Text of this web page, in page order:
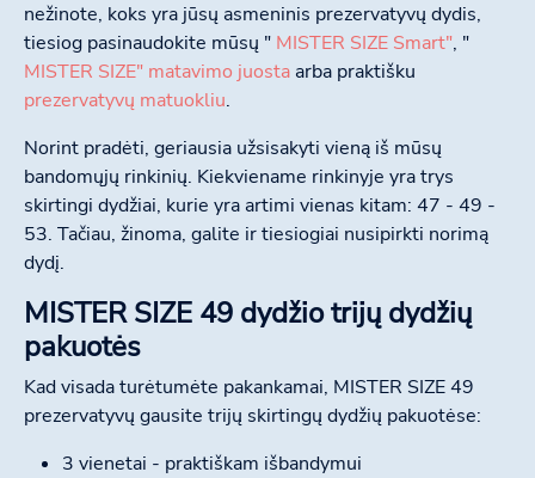
nežinote, koks yra jūsų asmeninis prezervatyvų dydis,
tiesiog pasinaudokite mūsų " MISTER SIZE Smart", "
MISTER SIZE" matavimo juostaarba praktišku
prezervatyvų matuokliu.
Norint pradėti, geriausia užsisakyti vieną iš mūsų
bandomųjų rinkinių. Kiekviename rinkinyje yra trys
skirtingi dydžiai, kurie yra artimi vienas kitam: 47 - 49 -
53. Tačiau, žinoma, galite ir tiesiogiai nusipirkti norimą
dydį.
MISTER SIZE 49 dydžio trijų dydžių
pakuotės
Kad visada turėtumėte pakankamai, MISTER SIZE 49
prezervatyvų gausite trijų skirtingų dydžių pakuotėse:
3 vienetai - praktiškam išbandymui